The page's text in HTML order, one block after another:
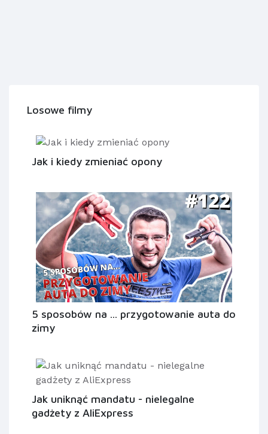
Losowe filmy
Jak i kiedy zmieniać opony
5 sposobów na ... przygotowanie auta do
zimy
Jak uniknąć mandatu - nielegalne
gadżety z AliExpress